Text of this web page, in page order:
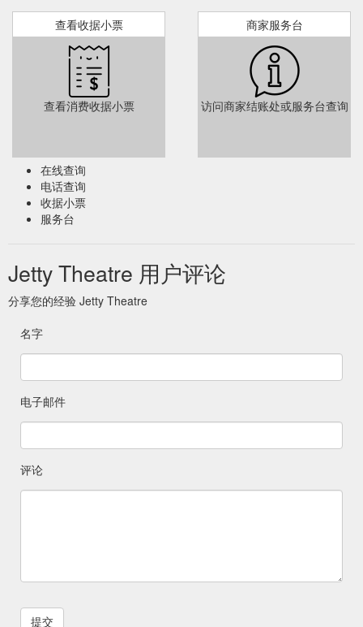
查看收据小票
查看消费收据小票
商家服务台
访问商家结账处或服务台查询
在线查询
电话查询
收据小票
服务台
Jetty Theatre 用户评论
分享您的经验 Jetty Theatre
名字
电子邮件
评论